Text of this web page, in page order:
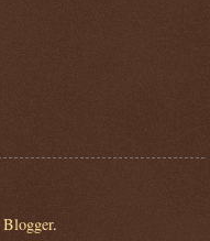
Blogger.